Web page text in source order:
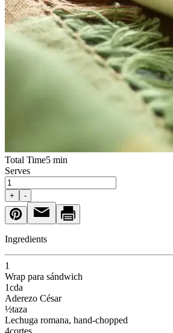
Total Time5 min
Serves
+ -
Ingredients
1
Wrap para sándwich
1cda
Aderezo César
½taza
Lechuga romana, hand-chopped
4cortes